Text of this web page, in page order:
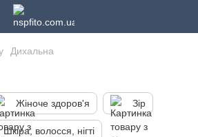
Дихальна
Жіноче здоров'я Зір
Шкіра, волосся, нігті